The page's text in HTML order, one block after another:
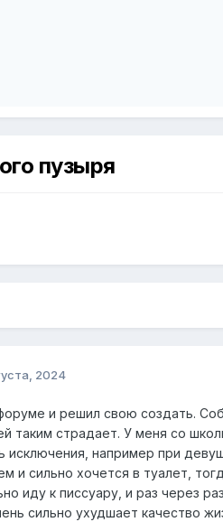
пузыря
2024
и решил свою создать.
таким страдает. У меня со
исключения, например при
и сильно хочется в туалет,
иду к писсуару, и раз через
сильно ухудшает качество